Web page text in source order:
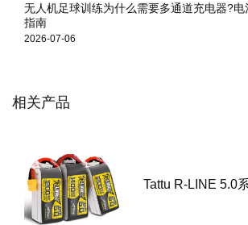
无人机足球训练为什么需要多通道充电器?
指南
2026-07-06
相关产品
Tattu FUNFLY系